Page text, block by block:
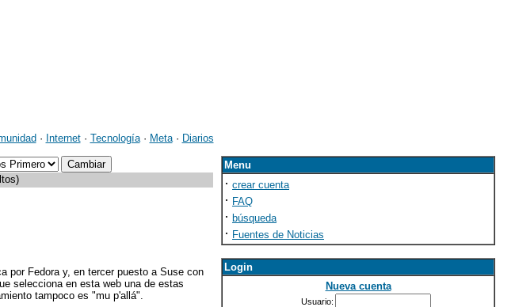
· Internet· Tecnología· Meta· Diarios
por Fedora y, en tercer puesto a Suse con
selecciona en esta web una de estas
tampoco es "mu p'allá".
Menu
· crear cuenta
· FAQ
· búsqueda
· Fuentes de Noticias
Login
Nueva cuenta
Usuario: